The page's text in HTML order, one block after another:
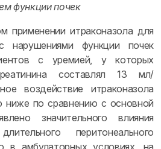
функции почек
применении итраконазола для
нарушениями функции почек
с уремией, у которых
составлял 13 мл/
воздействие итраконазола
ниже по сравнению с основной
значительного влияния
перитонеального
в амбулаторных условиях, на